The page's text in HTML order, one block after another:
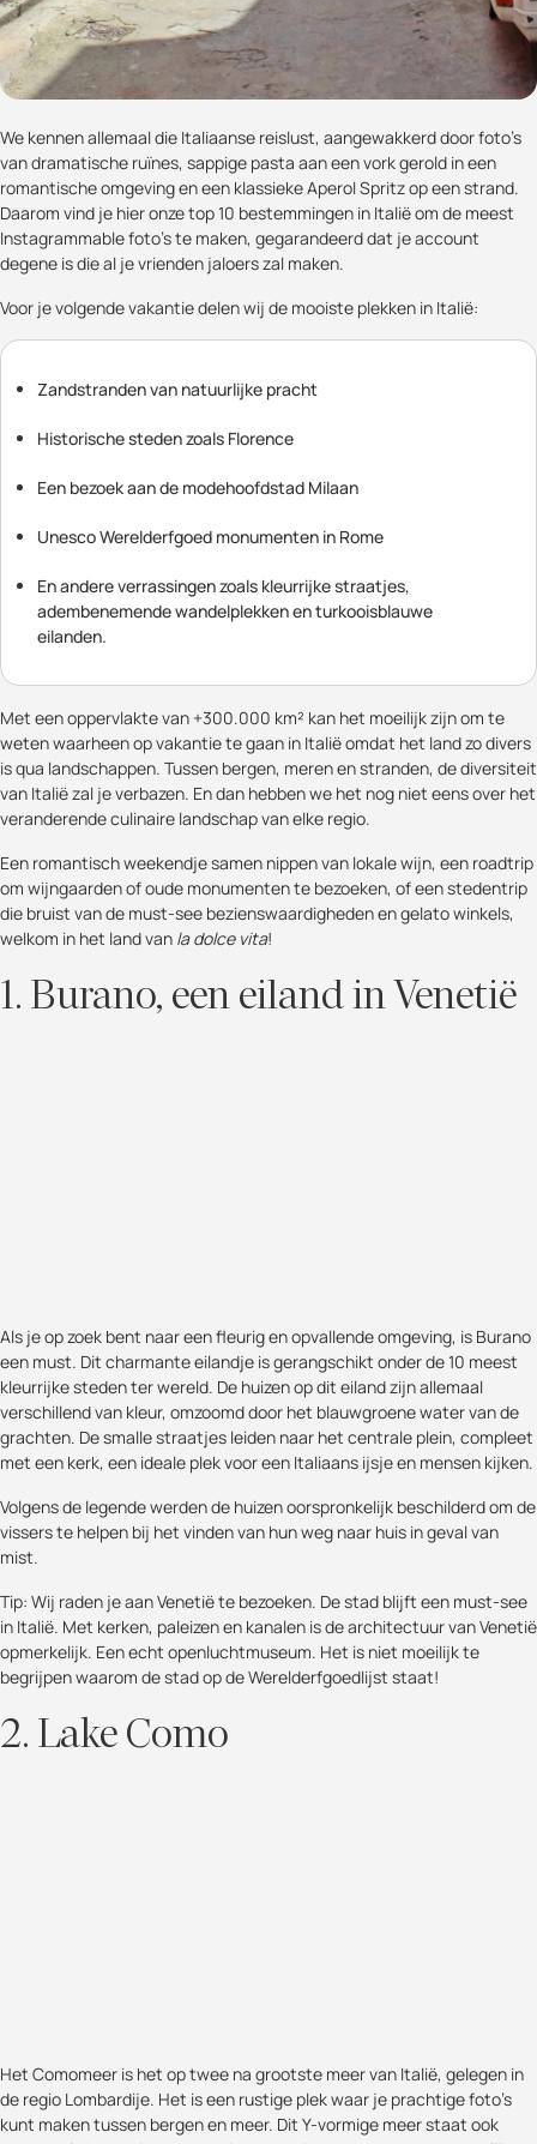
We kennen allemaal die Italiaanse reislust, aangewakkerd door foto's
van dramatische ruïnes, sappige pasta aan een vork gerold in een
romantische omgeving en een klassieke Aperol Spritz op een strand.
Daarom vind je hier onze top 10 bestemmingen in Italië om de meest
Instagrammable foto's te maken, gegarandeerd dat je account
degene is die al je vrienden jaloers zal maken.
Voor je volgende vakantie delen wij de mooiste plekken in Italië:
Zandstranden van natuurlijke pracht
Historische steden zoals Florence
Een bezoek aan de modehoofdstad Milaan
Unesco Werelderfgoed monumenten in Rome
En andere verrassingen zoals kleurrijke straatjes,
adembenemende wandelplekken en turkooisblauwe
eilanden.
Met een oppervlakte van +300.000 km² kan het moeilijk zijn om te
weten waarheen op vakantie te gaan in Italië omdat het land zo divers
is qua landschappen. Tussen bergen, meren en stranden, de diversiteit
van Italië zal je verbazen. En dan hebben we het nog niet eens over het
veranderende culinaire landschap van elke regio.
Een romantisch weekendje samen nippen van lokale wijn, een roadtrip
om wijngaarden of oude monumenten te bezoeken, of een stedentrip
die bruist van de must-see bezienswaardigheden en gelato winkels,
welkom in het land van la dolce vita!
1. Burano, een eiland in Venetië
Als je op zoek bent naar een fleurig en opvallende omgeving, is Burano
een must. Dit charmante eilandje is gerangschikt onder de 10 meest
kleurrijke steden ter wereld. De huizen op dit eiland zijn allemaal
verschillend van kleur, omzoomd door het blauwgroene water van de
grachten. De smalle straatjes leiden naar het centrale plein, compleet
met een kerk, een ideale plek voor een Italiaans ijsje en mensen kijken.
Volgens de legende werden de huizen oorspronkelijk beschilderd om de
vissers te helpen bij het vinden van hun weg naar huis in geval van
mist.
Tip: Wij raden je aan Venetië te bezoeken. De stad blijft een must-see
in Italië. Met kerken, paleizen en kanalen is de architectuur van Venetië
opmerkelijk. Een echt openluchtmuseum. Het is niet moeilijk te
begrijpen waarom de stad op de Werelderfgoedlijst staat!
2. Lake Como
Het Comomeer is het op twee na grootste meer van Italië, gelegen in
de regio Lombardije. Het is een rustige plek waar je prachtige foto's
kunt maken tussen bergen en meer. Dit Y-vormige meer staat ook